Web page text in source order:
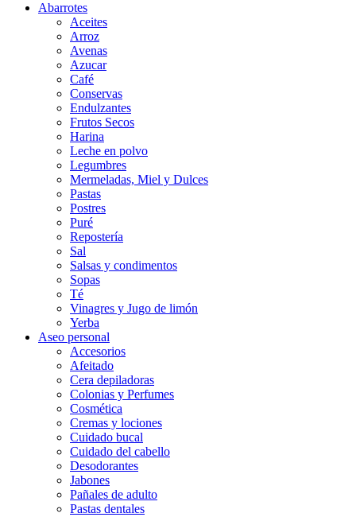
Abarrotes
Aceites
Arroz
Avenas
Azucar
Café
Conservas
Endulzantes
Frutos Secos
Harina
Leche en polvo
Legumbres
Mermeladas, Miel y Dulces
Pastas
Postres
Puré
Repostería
Sal
Salsas y condimentos
Sopas
Té
Vinagres y Jugo de limón
Yerba
Aseo personal
Accesorios
Afeitado
Cera depiladoras
Colonias y Perfumes
Cosmética
Cremas y lociones
Cuidado bucal
Cuidado del cabello
Desodorantes
Jabones
Pañales de adulto
Pastas dentales